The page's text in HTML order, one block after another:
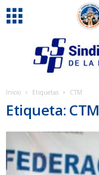
Inicio Etiquetas CTM
Etiqueta: CTM